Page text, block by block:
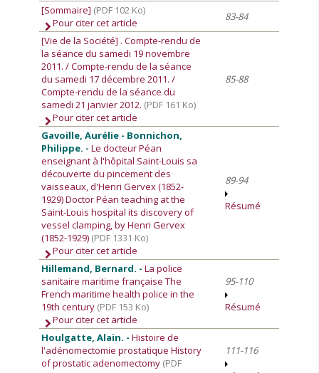
[Sommaire] (PDF 102 Ko)
Pour citer cet article
83-84
[Vie de la Société] . Compte-rendu de
la séance du samedi 19 novembre
2011. / Compte-rendu de la séance
du samedi 17 décembre 2011. /
Compte-rendu de la séance du
samedi 21 janvier 2012. (PDF 161 Ko)
Pour citer cet article
85-88
Gavoille, Aurélie - Bonnichon,
Philippe. -Le docteur Péan
enseignant à l'hôpital Saint-Louis sa
découverte du pincement des
vaisseaux, d'Henri Gervex (1852-
1929) Doctor Péan teaching at the
Saint-Louis hospital its discovery of
vessel clamping, by Henri Gervex
(1852-1929) (PDF 1331 Ko)
Pour citer cet article
89-94
Résumé
Hillemand, Bernard. -La police
sanitaire maritime française The
French maritime health police in the
19th century (PDF 153 Ko)
Pour citer cet article
95-110
Résumé
Houlgatte, Alain. -Histoire de
l'adénomectomie prostatique History
of prostatic adenomectomy (PDF
111-116